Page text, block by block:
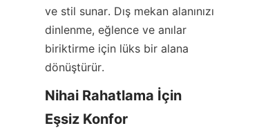
ve stil sunar. Dış mekan alanınızı
dinlenme, eğlence ve anılar
biriktirme için lüks bir alana
dönüştürür.
Nihai Rahatlama İçin
Eşsiz Konfor